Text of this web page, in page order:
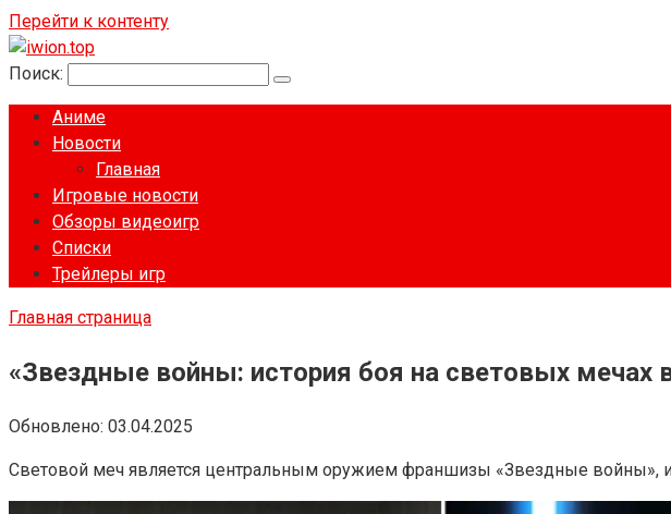
Перейти к контенту
Поиск:
Аниме
Новости
Главная
Игровые новости
Обзоры видеоигр
Списки
Трейлеры игр
Главная страница
«Звездные войны: история боя на световых мечах
Обновлено: 03.04.2025
Световой меч является центральным оружием франшизы «Звездные войны», и